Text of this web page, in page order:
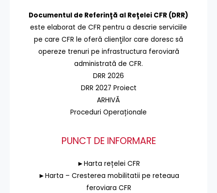
Documentul de Referinţă al Reţelei CFR (DRR)
este elaborat de CFR pentru a descrie serviciile
pe care CFR le oferă clienţilor care doresc să
opereze trenuri pe infrastructura feroviară
administrată de CFR.
DRR 2026
DRR 2027 Proiect
ARHIVĂ
Proceduri Operaționale
PUNCT DE INFORMARE
►Harta rețelei CFR
►Harta – Cresterea mobilitatii pe reteaua
feroviara CFR